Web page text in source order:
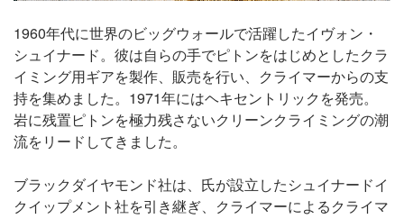
1960年代に世界のビッグウォールで活躍したイヴォン・
シュイナード。彼は自らの手でピトンをはじめとしたクラ
イミング用ギアを製作、販売を行い、クライマーからの支
持を集めました。1971年にはヘキセントリックを発売。
岩に残置ピトンを極力残さないクリーンクライミングの潮
流をリードしてきました。
ブラックダイヤモンド社は、氏が設立したシュイナードイ
クイップメント社を引き継ぎ、クライマーによるクライマ